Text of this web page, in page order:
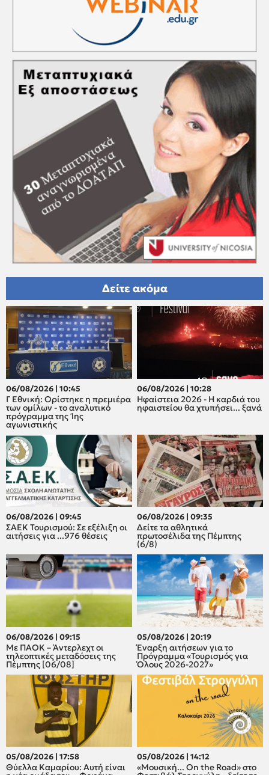
Δείτε ακόμα
06/08/2026 | 10:45
Γ Εθνική: Ορίστηκε η πρεμιέρα
των ομίλων - το αναλυτικό
πρόγραμμα της 1ης
αγωνιστικής
06/08/2026 | 10:28
Ηφαίστεια 2026 - Η καρδιά του
ηφαιστείου θα χτυπήσει... ξανά
06/08/2026 | 09:45
ΣΑΕΚ Τουρισμού: Σε εξέλιξη οι
αιτήσεις για ...976 θέσεις
06/08/2026 | 09:35
Δείτε τα αθλητικά
πρωτοσέλιδα της Πέμπτης
(6/8)
06/08/2026 | 09:15
Με ΠΑΟΚ – Άντερλεχτ οι
τηλεοπτικές μεταδόσεις της
Πέμπτης [06/08]
05/08/2026 | 20:19
Έναρξη αιτήσεων για το
Πρόγραμμα «Τουρισμός για
Όλους 2026-2027»
05/08/2026 | 17:58
Θύελλα Καμαρίου: Αυτή είναι
05/08/2026 | 14:12
«Μουσική... On the Road» στο